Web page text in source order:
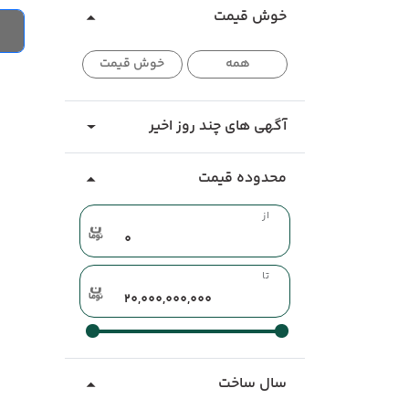
خوش قیمت
همه خوش قیمت
آگهی های چند روز اخیر
محدوده قیمت
از
تا
سال ساخت